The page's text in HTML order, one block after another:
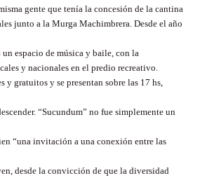
gente que tenía la concesión de la cantina
junto a la Murga Machimbrera. Desde el año
espacio de música y baile, con la
y nacionales en el predio recreativo.
y gratuitos y se presentan sobre las 17 hs,
“Sucundum” no fue simplemente un
“una invitación a una conexión entre las
desde la convicción de que la diversidad